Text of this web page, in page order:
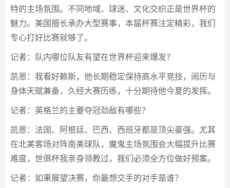
特的主场氛围。不同地域、球迷、文化交织正是世界杯的
魅力。美国擅长承办大型赛事，本届杯赛注定精彩，我们
专心打好比赛就够了。
记者：队内哪位队友有望在世界杯迎来爆发？
凯恩：我看好赖斯，他长期稳定保持高水平竞技，阅历与
身体天赋兼备，久经大赛历练，十分期待他今夏的发挥。
记者：英格兰的主要夺冠劲敌有哪些？
凯恩：法国、阿根廷、巴西、西班牙都是顶尖豪强。尤其
在北美客场对阵南美球队，魔鬼主场氛围会大幅提升比赛
难度，世俱杯我亲身领教过，我们必须全方位做好预案。
记者：如果展望决赛，你最想交手的对手是谁？